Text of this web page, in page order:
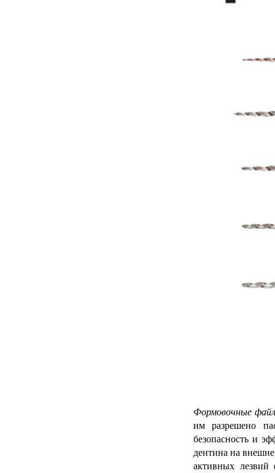
Формовочные
им разрешено
безопасность и
дентина на
активных лезвий